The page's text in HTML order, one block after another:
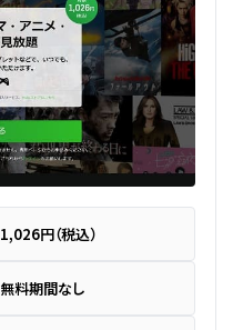
1,026円（税込）
無料期間なし